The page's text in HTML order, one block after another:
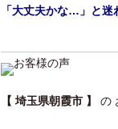
「大丈夫かな…」と迷
【 埼玉県朝霞市 】 の